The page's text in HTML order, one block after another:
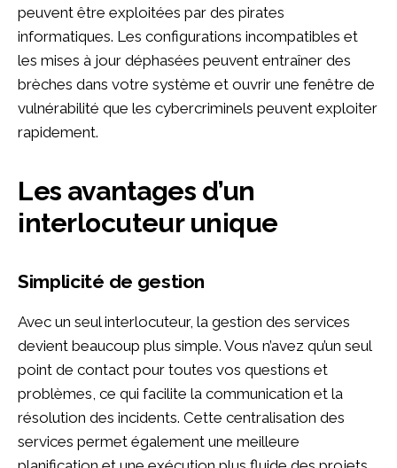
peuvent être exploitées par des pirates
informatiques. Les configurations incompatibles et
les mises à jour déphasées peuvent entraîner des
brèches dans votre système et ouvrir une fenêtre de
vulnérabilité que les cybercriminels peuvent exploiter
rapidement.
Les avantages d’un
interlocuteur unique
Simplicité de gestion
Avec un seul interlocuteur, la gestion des services
devient beaucoup plus simple. Vous n’avez qu’un seul
point de contact pour toutes vos questions et
problèmes, ce qui facilite la communication et la
résolution des incidents. Cette centralisation des
services permet également une meilleure